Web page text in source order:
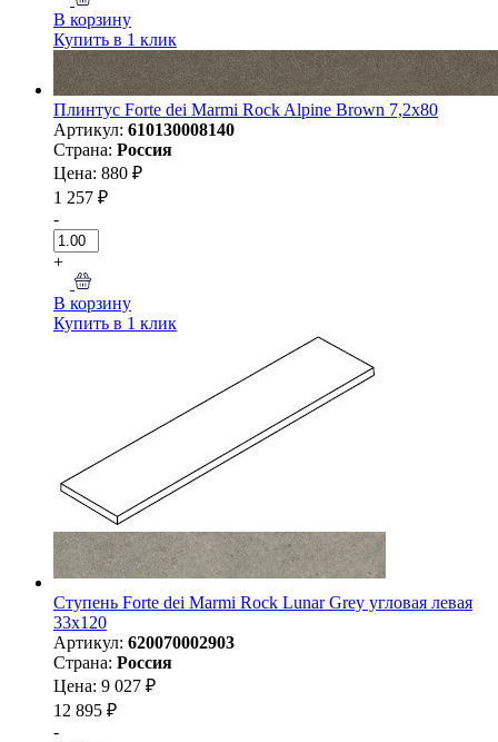
В корзину
Купить в 1 клик
Плинтус Forte dei Marmi Rock Alpine Brown 7,2x80
Артикул: 610130008140
Страна: Россия
Цена: 880 ₽
1 257 ₽
-
+
В корзину
Купить в 1 клик
Ступень Forte dei Marmi Rock Lunar Grey угловая левая
33x120
Артикул: 620070002903
Страна: Россия
Цена: 9 027 ₽
12 895 ₽
-